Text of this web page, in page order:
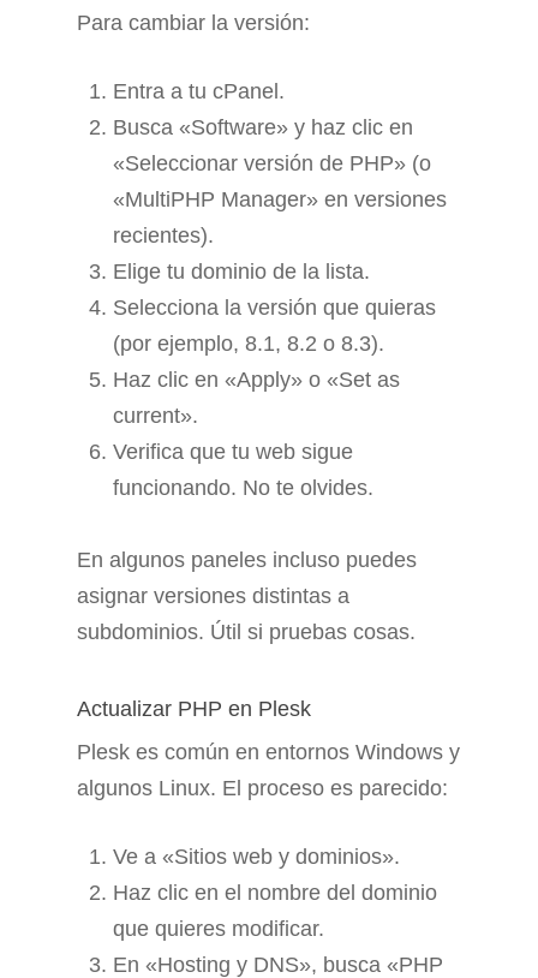
Para cambiar la versión:
Entra a tu cPanel.
Busca «Software» y haz clic en
«Seleccionar versión de PHP» (o
«MultiPHP Manager» en versiones
recientes).
Elige tu dominio de la lista.
Selecciona la versión que quieras
(por ejemplo, 8.1, 8.2 o 8.3).
Haz clic en «Apply» o «Set as
current».
Verifica que tu web sigue
funcionando. No te olvides.
En algunos paneles incluso puedes
asignar versiones distintas a
subdominios. Útil si pruebas cosas.
Actualizar PHP en Plesk
Plesk es común en entornos Windows y
algunos Linux. El proceso es parecido:
Ve a «Sitios web y dominios».
Haz clic en el nombre del dominio
que quieres modificar.
En «Hosting y DNS», busca «PHP